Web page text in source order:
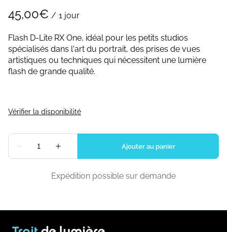
/
Flash D-Lite RX One, idéal pour les petits studios
spécialisés dans l'art du portrait, des prises de vues
artistiques ou techniques qui nécessitent une lumière
flash de grande qualité.
Expédition possible sur demande